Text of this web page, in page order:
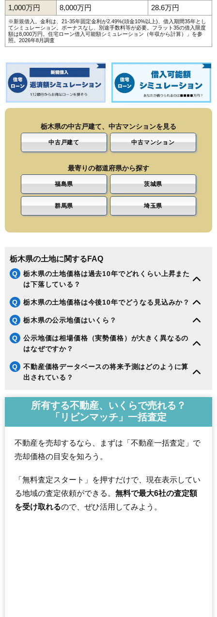
1,000万円
8,000万円 28.6万円
※新規借入。金利は、21-35年固定金利が2.49%(頭金10%以上)、借入期間35年とし
てシミュレーション。ボーナスなし、別途手数料等が必要。フラット35の借入限度
額は8,000万円。 住宅ローン借入可能額シミュレーション（年収から計算）
」を参
照。2026年8月調査
栃木県の中古戸建て、中古マンションを見る
中古戸建て 中古マンション
最寄りの都道府県から探す
福島県 茨城県
群馬県 埼玉県
栃木県の土地に関するFAQ
Q
栃木県の土地価格は過去10年でどれくらい上昇また
は下落している？
Q 栃木県の土地価格は今後10年でどうなる見込みか？
Q 栃木県の公示地価はいくら？
Q
公示地価は相場価格（実勢価格）が大きく異なるの
はなぜですか？
Q
不動産価格データベースの将来予測はどのように算
出されている？
所有する不動産、いくらで売れる？
「リビンマッチ」一括査定
不動産を売却するなら、まずは「不動産一括査定」で
売却価格の目安を知ろう。
「無料査定スタート」を押すだけで、現在表示してい
る地域の査定依頼ができる。 無料で最大6社の査定額
を受け取れるので、ぜひ活用してみよう。